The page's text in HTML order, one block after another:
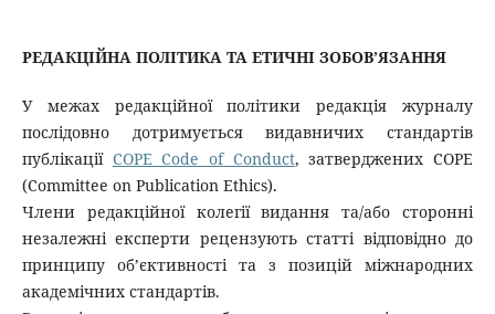
РЕДАКЦІЙНА ПОЛІТИКА ТА ЕТИЧНІ ЗОБОВ’ЯЗАННЯ
У межах редакційної політики редакція журналу
послідовно дотримується видавничих стандартів
публікації COPE Code of Conduct, затверджених COPE
(Committee on Publication Ethics).
Члени редакційної колегії видання та/або сторонні
незалежні експерти рецензують статті відповідно до
принципу об’єктивності та з позицій міжнародних
академічних стандартів.